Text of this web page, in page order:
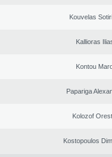
Kouvelas
Kallioras
Kontou
Papariga
Kolozof
Kostopoulos